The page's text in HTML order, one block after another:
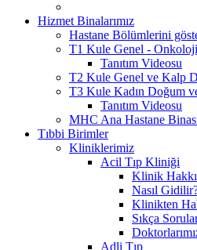
Hizmet Binalarımız
Hastane Bölümlerini
T1 Kule Genel -
Tanıtım Videosu
T2 Kule Genel ve Kalp
T3 Kule Kadın Doğum
Tanıtım Videosu
MHC Ana Hastane
Tıbbi Birimler
Kliniklerimiz
Acil Tıp Kliniği
Klinik
Nasıl
Klinikten
Sıkça
Adli Tıp